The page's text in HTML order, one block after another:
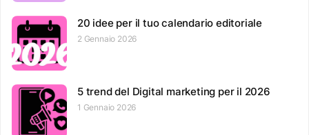
20 idee per il tuo calendario editoriale
2 Gennaio 2026
5 trend del Digital marketing per il 2026
1 Gennaio 2026